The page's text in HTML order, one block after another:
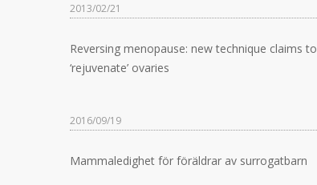
2013/02/21
Reversing menopause: new technique claims to
‘rejuvenate’ ovaries
2016/09/19
Mammaledighet för föräldrar av surrogatbarn